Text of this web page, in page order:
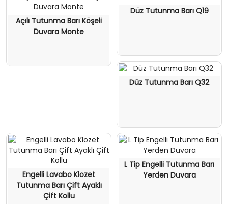
Açılı Tutunma Barı Köşeli
Duvara Monte
Düz Tutunma Barı Q19
Düz Tutunma Barı Q32
Engelli Lavabo Klozet
Tutunma Barı Çift Ayaklı
Çift Kollu
L Tip Engelli Tutunma Barı
Yerden Duvara